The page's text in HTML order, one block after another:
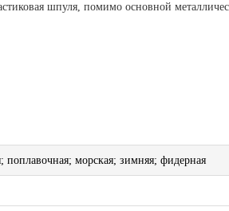
шпуля, помимо основной
поплавочная; морская; зимняя; фидерная